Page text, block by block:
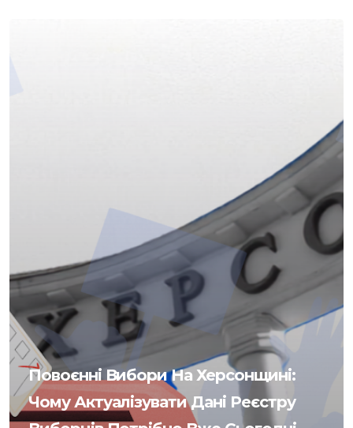
Повоєнні Вибори На Херсонщині:
Чому Актуалізувати Дані Реєстру